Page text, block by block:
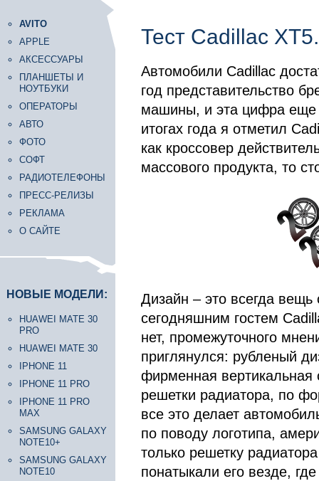
AVITO
APPLE
АКСЕССУАРЫ
ПЛАНШЕТЫ И
НОУТБУКИ
ОПЕРАТОРЫ
АВТО
ФОТО
СОФТ
РАДИОТЕЛЕФОНЫ
ПРЕСС-РЕЛИЗЫ
РЕКЛАМА
О САЙТЕ
НОВЫЕ МОДЕЛИ:
HUAWEI MATE 30
PRO
HUAWEI MATE 30
IPHONE 11
IPHONE 11 PRO
IPHONE 11 PRO
MAX
SAMSUNG GALAXY
NOTE10+
SAMSUNG GALAXY
NOTE10
Тест Cadillac
Автомобили Cadillac
год представительство
машины, и эта цифра еще
итогах года я отметил
как кроссовер
массового продукта, то
Дизайн – это всегда
сегодняшним гостем
нет, промежуточного
приглянулся: рубленый
фирменная вертикальная
решетки радиатора, по
все это делает
по поводу логотипа,
только решетку
понатыкали его везде,